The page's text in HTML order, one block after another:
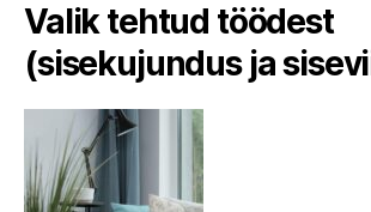
Valik tehtud töödest
(sisekujundus ja